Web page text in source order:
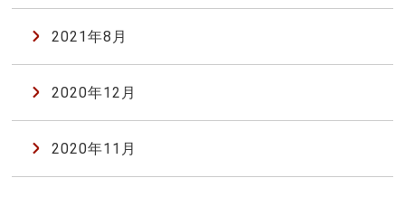
2021年8月
2020年12月
2020年11月